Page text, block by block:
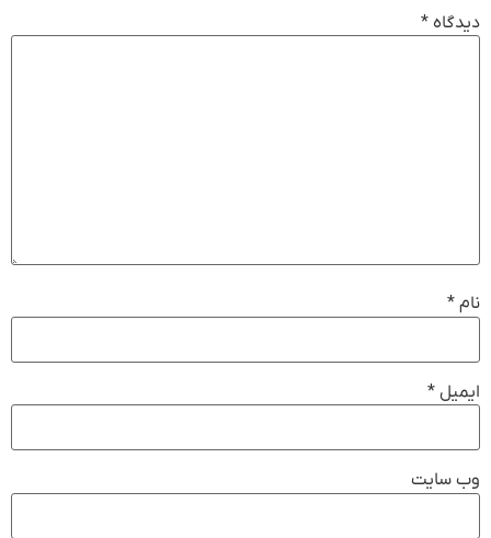
دیدگاه *
نام *
ایمیل *
وب‌ سایت